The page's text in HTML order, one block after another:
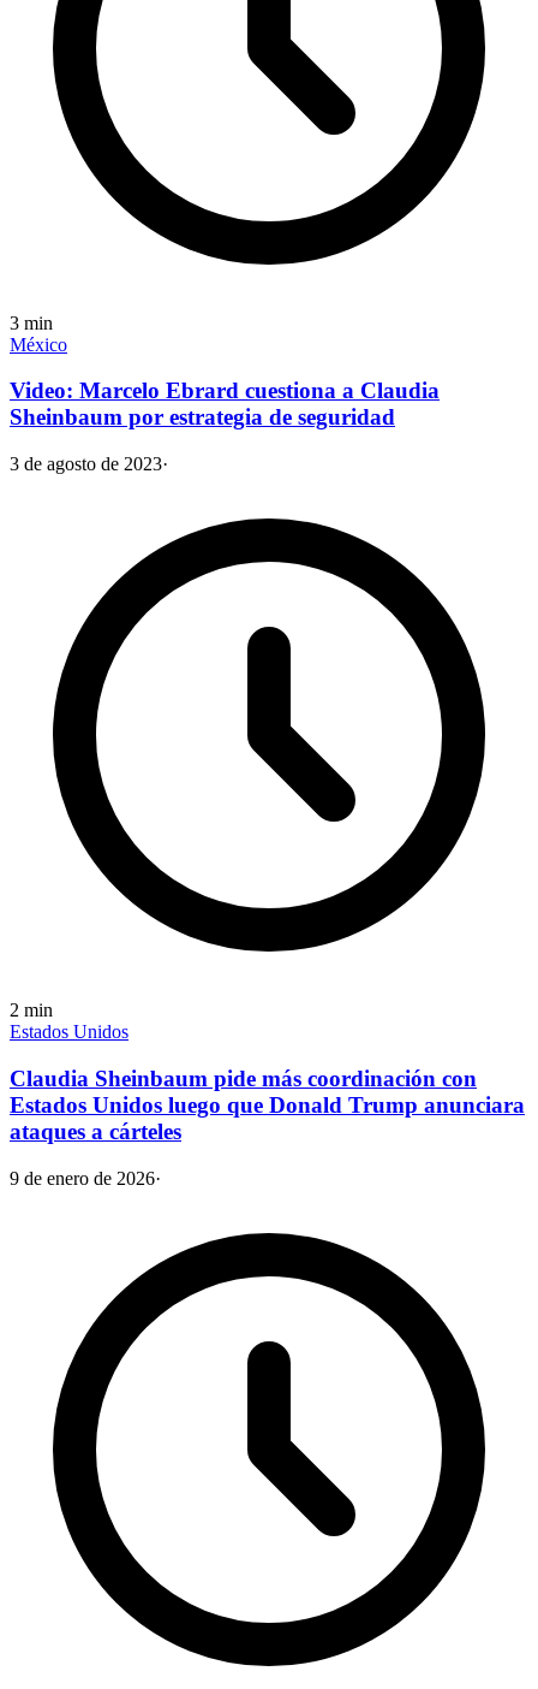
3 min
México
Video: Marcelo Ebrard cuestiona a Claudia
Sheinbaum por estrategia de seguridad
3 de agosto de 2023·
2 min
Estados Unidos
Claudia Sheinbaum pide más coordinación con
Estados Unidos luego que Donald Trump anunciara
ataques a cárteles
9 de enero de 2026·